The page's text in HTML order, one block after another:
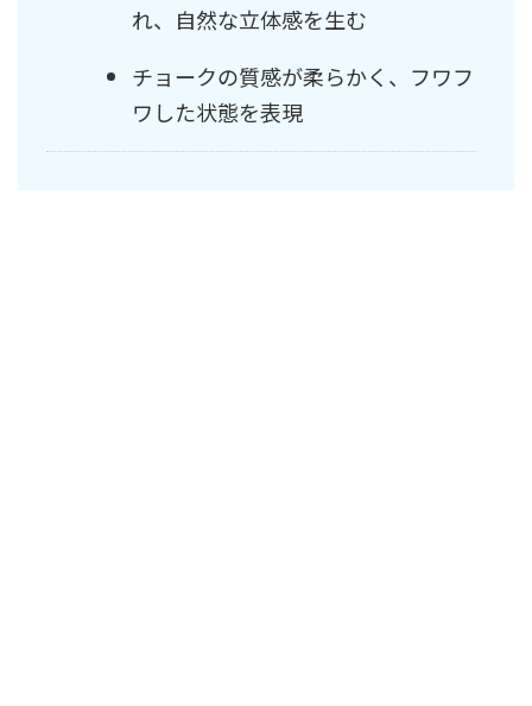
れ、自然な立体感を生む
チョークの質感が柔らかく、フワフ
ワした状態を表現